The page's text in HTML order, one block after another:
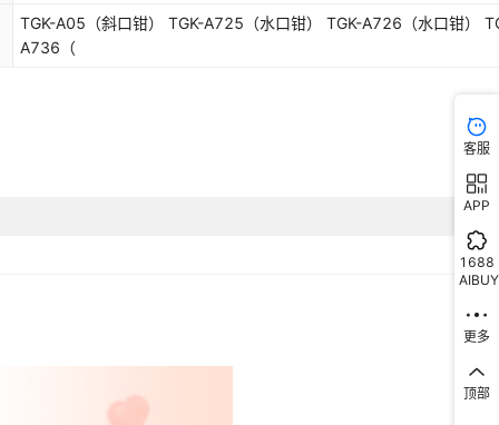
TGK-A05（斜口钳） TGK-A725（水口钳） TGK-A726（水口钳）
A736（
客服
APP
1688
AIBUY
更多
顶部